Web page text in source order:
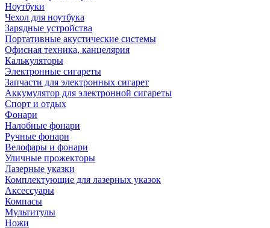
Ноутбуки
Чехол для ноутбука
Зарядные устройства
Портативные акустические системы
Офисная техника, канцелярия
Калькуляторы
Электронные сигареты
Запчасти для электронных сигарет
Аккумулятор для электронной сигареты
Спорт и отдых
Фонари
Налобные фонари
Ручные фонари
Велофары и фонари
Уличные прожекторы
Лазерные указки
Комплектующие для лазерных указок
Аксессуары
Компасы
Мультитулы
Ножи